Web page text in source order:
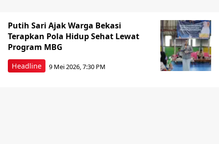
Headline
Putih Sari Ajak Warga Bekasi
Terapkan Pola Hidup Sehat Lewat
Program MBG
9 Mei 2026, 7:30 PM